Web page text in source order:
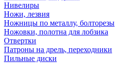
Нивелиры
Ножи, лезвия
Ножницы по металлу, болторезы
Ножовки, полотна для лобзика
Отвертки
Патроны на дрель, переходники
Пильные диски